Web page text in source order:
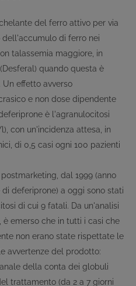
del ferro attivo per via
di ferro nei
talassemia maggiore, in
quando questa è
effetto avverso
e non dose dipendente
è l'agranulocitosi
con un'incidenza attesa, in
di 0,5 casi ogni 100 pazienti
dal 1999 (anno
deferiprone) a oggi sono stati
di cui 9 fatali. Da un'analisi
emerso che in tutti i casi che
non erano state rispettate le
avvertenze del prodotto:
della conta dei globuli
trattamento (da 2 a 7 giorni